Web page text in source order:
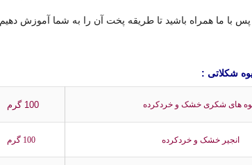
با ما همراه باشید تا طریقه پخت آن را به شما آموزش دهیم.
شكلاتی :
های شكری خشک و خردكرده 100 گرم
انجیر خشک و خردكرده 100 گرم